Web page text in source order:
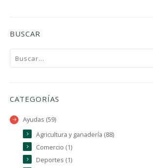
BUSCAR
CATEGORÍAS
Ayudas (59)
Agricultura y ganadería (88)
Comercio (1)
Deportes (1)